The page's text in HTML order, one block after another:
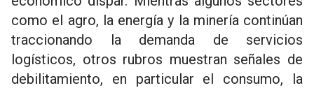
como el agro, la energía y la minería continúan
traccionando la demanda de servicios
logísticos, otros rubros muestran señales de
debilitamiento, en particular el consumo, la